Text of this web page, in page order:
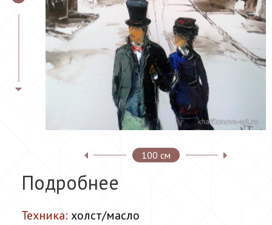
100 см
Подробнее
Техника:холст/масло